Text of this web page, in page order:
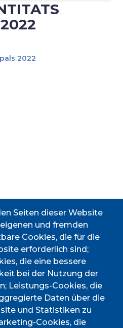
2022
TAULER D'ANUNCIS
CERTIFICAT DE VIATGE
DOCUMENTS
D'INTERÈS
Seiten dieser Website
und fremden
Cookies, die für die
erforderlich sind;
die eine bessere
bei der Nutzung der
Leistungs-Cookies, die
Daten über die
und Statistiken zu
Cookies, die